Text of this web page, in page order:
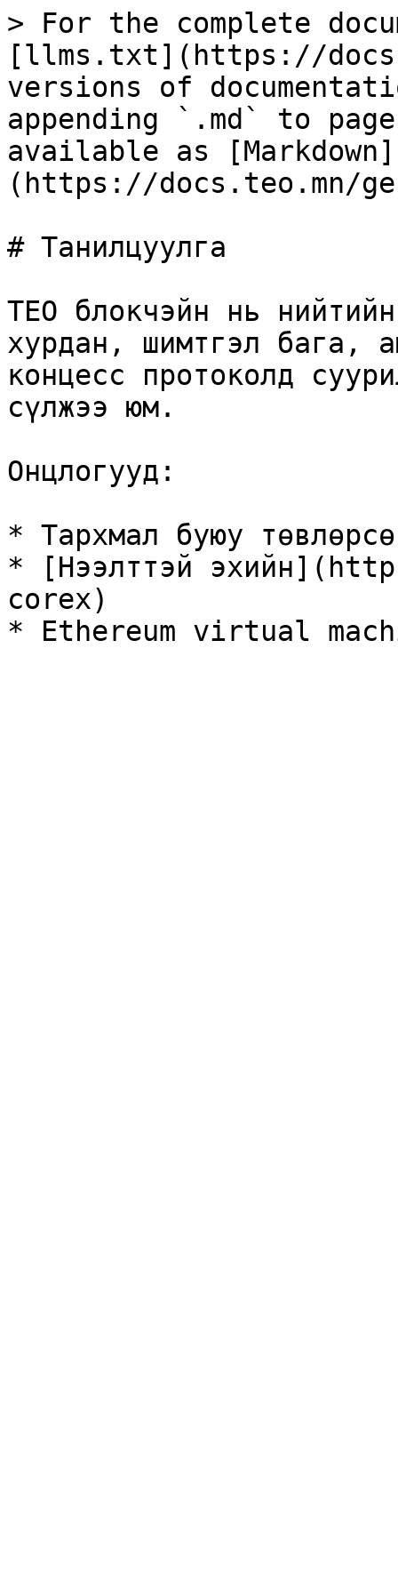
> For the complete
[llms.txt](https://
versions of
appending `.md` to
available as [Markdown]
(https://docs.teo.mn/
# Танилцуулга
TEO блокчэйн нь
хурдан, шимтгэл бага,
концесс протоколд
сүлжээ юм.
Онцлогууд:
* Тархмал буюу
* [Нээлттэй
corex)